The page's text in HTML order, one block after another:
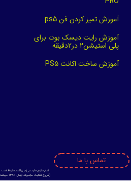
تمام حقوق سایت پی اس راشد محفوظ است.
​​​​​​​(شروع فعالیت مجموعه ازسال 1398 میباشد)
تماس با ما
آموزش تمیز کردن فن ps5
آموزش رایت دیسک بوت برای
پلی استیشن2 در2دقیقه
آموزش ساخت اکانت PS5